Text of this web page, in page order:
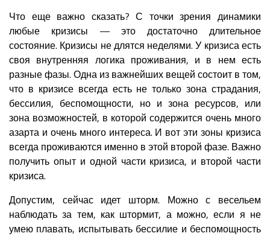
Что еще важно сказать? С точки зрения динамики
любые кризисы — это достаточно длительное
состояние. Кризисы не длятся неделями. У кризиса есть
своя внутренняя логика проживания, и в нем есть
разные фазы. Одна из важнейших вещей состоит в том,
что в кризисе всегда есть не только зона страдания,
бессилия, беспомощности, но и зона ресурсов, или
зона возможностей, в которой содержится очень много
азарта и очень много интереса. И вот эти зоны кризиса
всегда проживаются именно в этой второй фазе. Важно
получить опыт и одной части кризиса, и второй части
кризиса.
Допустим, сейчас идет шторм. Можно с весельем
наблюдать за тем, как штормит, а можно, если я не
умею плавать, испытывать бессилие и беспомощность